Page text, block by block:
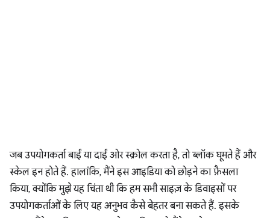
जब उपयोगकर्ता बाईं या दाईं ओर स्क्रोल करता है, तो ब्लॉक घूमते हैं और
स्केल इन होते हैं. हालांकि, मैंने इस आइडिया को छोड़ने का फ़ैसला
किया, क्योंकि मुझे यह चिंता थी कि हम सभी साइज़ के डिवाइसों पर
उपयोगकर्ताओं के लिए यह अनुभव कैसे बेहतर बना सकते हैं. इसके